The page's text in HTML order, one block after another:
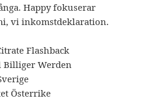
Happy fokuserar
vi inkomstdeklaration.
Flashback
Billiger Werden
Österrike